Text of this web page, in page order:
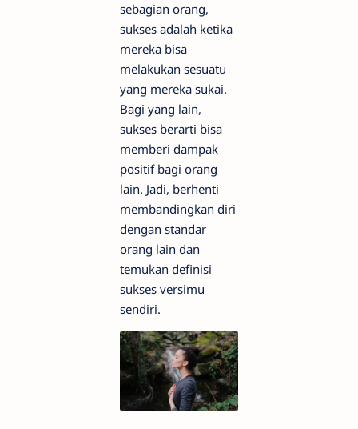
sebagian orang,
sukses adalah ketika
mereka bisa
melakukan sesuatu
yang mereka sukai.
Bagi yang lain,
sukses berarti bisa
memberi dampak
positif bagi orang
lain. Jadi, berhenti
membandingkan diri
dengan standar
orang lain dan
temukan definisi
sukses versimu
sendiri.